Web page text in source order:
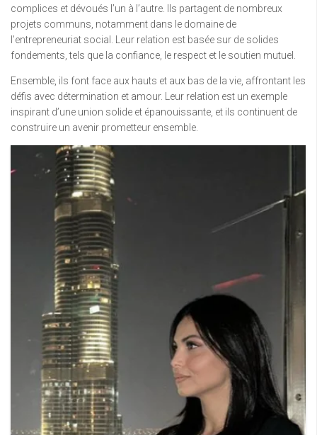
complices et dévoués l’un à l’autre. Ils partagent de nombreux
projets communs, notamment dans le domaine de
l’entrepreneuriat social. Leur relation est basée sur de solides
fondements, tels que la confiance, le respect et le soutien mutuel.
Ensemble, ils font face aux hauts et aux bas de la vie, affrontant les
défis avec détermination et amour. Leur relation est un exemple
inspirant d’une union solide et épanouissante, et ils continuent de
construire un avenir prometteur ensemble.